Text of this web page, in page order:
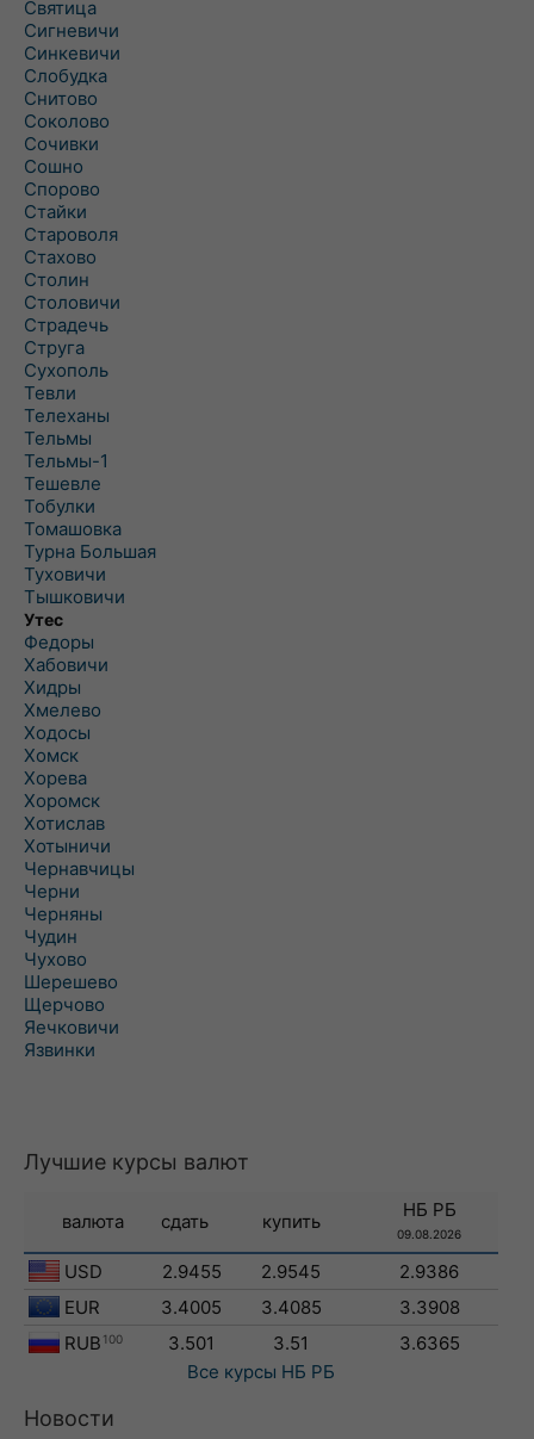
Святица
Сигневичи
Синкевичи
Слобудка
Снитово
Соколово
Сочивки
Сошно
Спорово
Стайки
Староволя
Стахово
Столин
Столовичи
Страдечь
Струга
Сухополь
Тевли
Телеханы
Тельмы
Тельмы-1
Тешевле
Тобулки
Томашовка
Турна Большая
Туховичи
Тышковичи
Утес
Федоры
Хабовичи
Хидры
Хмелево
Ходосы
Хомск
Хорева
Хоромск
Хотислав
Хотыничи
Чернавчицы
Черни
Черняны
Чудин
Чухово
Шерешево
Щерчово
Яечковичи
Язвинки
Лучшие курсы валют
валюта сдать купить
НБ РБ
09.08.2026
USD 2.9455 2.9545
2.9386
EUR
3.4005 3.4085
3.3908
RUB 100 3.501 3.51
3.6365
Все курсы НБ РБ
Новости